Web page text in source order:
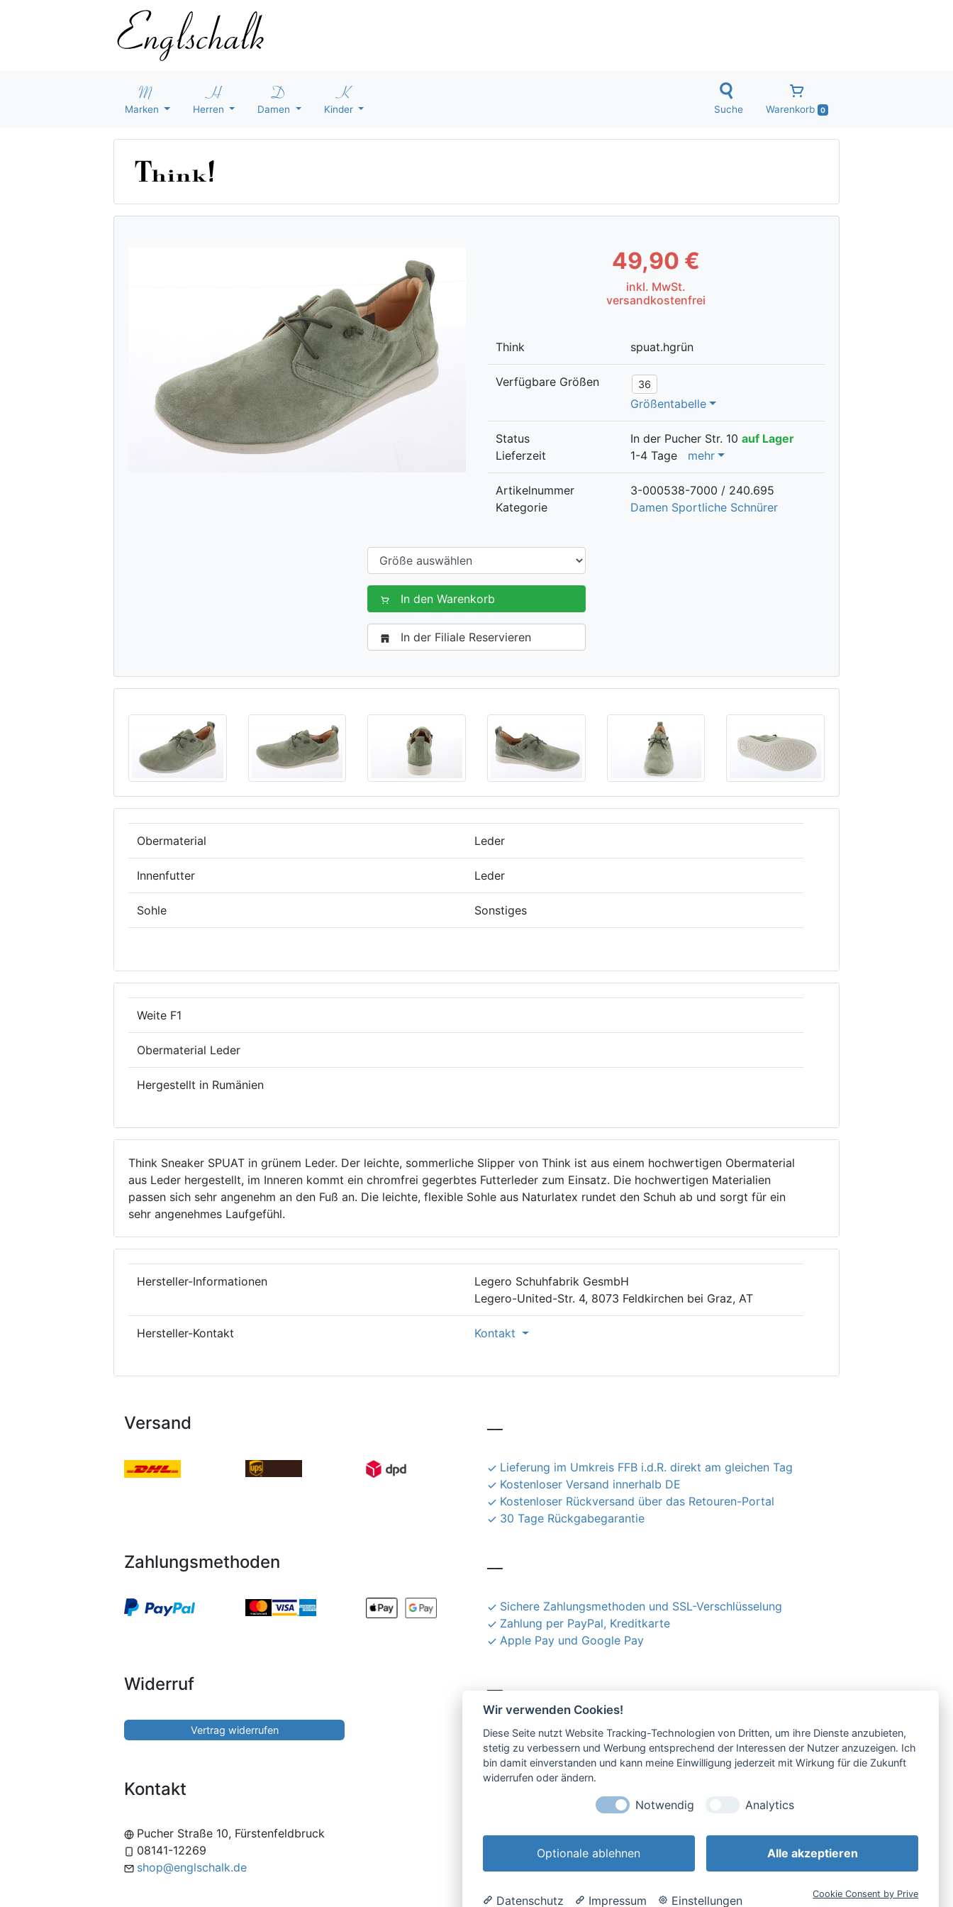
Marken Herren Damen Kinder Suche Warenkorb 0
49,90 €
inkl. MwSt.
versandkostenfrei
Think spuat.hgrün
Verfügbare Größen 36
Größentabelle
Status
Lieferzeit
In der Pucher Str. 10 auf Lager
1-4 Tage mehr
Artikelnummer
Kategorie
3-000538-7000 / 240.695
Damen Sportliche Schnürer
In den Warenkorb
In der Filiale Reservieren
Obermaterial Leder
Innenfutter Leder
Sohle Sonstiges
Weite F1
Obermaterial Leder
Hergestellt in Rumänien
Think Sneaker SPUAT in grünem Leder. Der leichte, sommerliche Slipper von Think ist aus einem hochwertigen Obermaterial
aus Leder hergestellt, im Inneren kommt ein chromfrei gegerbtes Futterleder zum Einsatz. Die hochwertigen Materialien
passen sich sehr angenehm an den Fuß an. Die leichte, flexible Sohle aus Naturlatex rundet den Schuh ab und sorgt für ein
sehr angenehmes Laufgefühl.
Hersteller-Informationen
Legero Schuhfabrik GesmbH
Legero-United-Str. 4, 8073 Feldkirchen bei Graz, AT
Hersteller-Kontakt Kontakt
Versand
Lieferung im Umkreis FFB i.d.R. direkt am gleichen Tag
Kostenloser Versand innerhalb DE
Kostenloser Rückversand über das Retouren-Portal
30 Tage Rückgabegarantie
Zahlungsmethoden
Sichere Zahlungsmethoden und SSL-Verschlüsselung
Zahlung per PayPal, Kreditkarte
Apple Pay und Google Pay
Widerruf
Vertrag widerrufen
Kontakt
Pucher Straße 10, Fürstenfeldbruck
08141-12269
shop@englschalk.de
Öffnungszeiten
Anfahrt & Kontakt
AGB & Kundeninfo
Widerrufsbelehrung
Datenschutzerklärung
Cookie-
Einstellungen
Wir verwenden Cookies!
Diese Seite nutzt Website Tracking-Technologien von Dritten, um ihre Dienste anzubieten,
stetig zu verbessern und Werbung entsprechend der Interessen der Nutzer anzuzeigen. Ich
bin damit einverstanden und kann meine Einwilligung jederzeit mit Wirkung für die Zukunft
widerrufen oder ändern.
Notwendig Analytics
Optionale ablehnen Alle akzeptieren
Datenschutz Impressum Einstellungen Cookie Consent by Prive